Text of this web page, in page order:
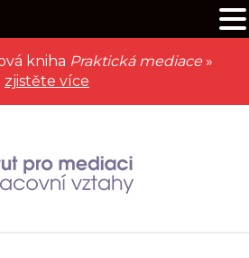
kniha Praktická mediace »
zjistěte více